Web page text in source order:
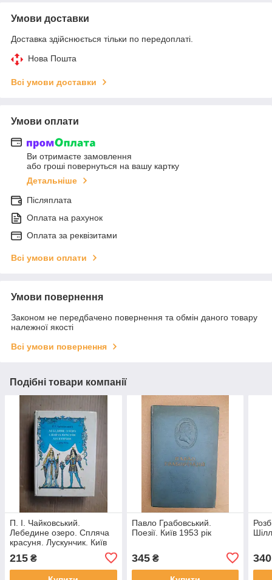
Умови доставки
Доставка здійснюється тільки по передоплаті.
Нова Пошта
Всі умови доставки
Умови оплати
Ви отримаєте замовлення
або гроші повернуться на вашу картку
Детальніше
Післяплата
Оплата на рахунок
Оплата за реквізитами
Всі умови оплати
Умови повернення
Законом не передбачено повернення та обмін даного товару
належної якості
Всі умови повернення
Подібні товари компанії
П. І. Чайковський.
Лебедине озеро. Спляча
красуня. Лускунчик. Київ
215 ₴
Павло Грабовський.
Поезії. Київ 1953 рік
345₴ 340